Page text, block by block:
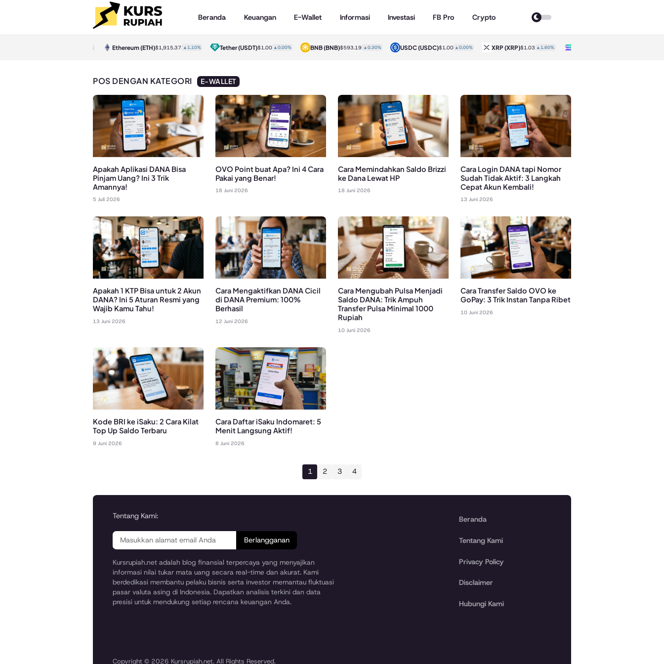
Beranda Keuangan E-Wallet Informasi Investasi FB Pro Crypto
Ethereum(ETH)$1,915.37▲1.10% Tether(USDT)$1.00 ▲0.00% BNB(BNB)$593.19 ▲0.30% USDC(USDC)$1.00 ▲0.00% XRP(XRP)$1.03 ▲1.60% Solana
POS DENGAN KATEGORI E-WALLET
Apakah Aplikasi DANA Bisa
Pinjam Uang? Ini 3 Trik
Amannya!
5 Juli 2026
OVO Point buat Apa? Ini 4 Cara
Pakai yang Benar!
18 Juni 2026
Cara Memindahkan Saldo Brizzi
ke Dana Lewat HP
18 Juni 2026
Cara Login DANA tapi Nomor
Sudah Tidak Aktif: 3 Langkah
Cepat Akun Kembali!
13 Juni 2026
Apakah 1 KTP Bisa untuk 2 Akun
DANA? Ini 5 Aturan Resmi yang
Wajib Kamu Tahu!
13 Juni 2026
Cara Mengaktifkan DANA Cicil
di DANA Premium: 100%
Berhasil
12 Juni 2026
Cara Mengubah Pulsa Menjadi
Saldo DANA: Trik Ampuh
Transfer Pulsa Minimal 1000
Rupiah
10 Juni 2026
Cara Transfer Saldo OVO ke
GoPay: 3 Trik Instan Tanpa Ribet
10 Juni 2026
Kode BRI ke iSaku: 2 Cara Kilat
Top Up Saldo Terbaru
9 Juni 2026
Cara Daftar iSaku Indomaret: 5
Menit Langsung Aktif!
8 Juni 2026
1 2 3 4
Tentang Kami:
Berlangganan
Kursrupiah.net adalah blog finansial terpercaya yang menyajikan
informasi nilai tukar mata uang secara real-time dan akurat. Kami
berdedikasi membantu pelaku bisnis serta investor memantau fluktuasi
pasar valuta asing di Indonesia. Dapatkan analisis terkini dan data
presisi untuk mendukung setiap rencana keuangan Anda.
Beranda
Tentang Kami
Privacy Policy
Disclaimer
Hubungi Kami
Copyright © 2026 Kursrupiah.net. All Rights Reserved.